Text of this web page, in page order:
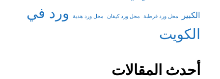
الكبير
محل ورد قرطبة محل ورد كيفان محل ورد هدية
ورد في
الكويت
أحدث المقالات